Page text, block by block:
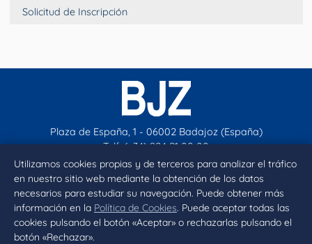
Utilizamos cookies propias y de terceros para analizar el tráfico
en nuestro sitio web mediante la obtención de los datos
necesarios para estudiar su navegación. Puede obtener más
información en la Política de Cookies. Puede aceptar todas las
cookies pulsando el botón «Aceptar» o rechazarlas pulsando el
botón «Rechazar».
Solicitud de Inscripción
Plaza de España, 1 - 06002 Badajoz (España)
Telf. (+34) 924 21 00 00
contacto@aytobadajoz.es
Facebook
X Instagram
YouTube
Inicio Aviso legal